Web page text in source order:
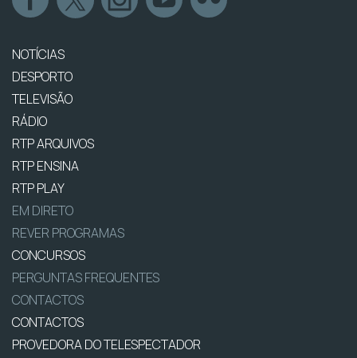
NOTÍCIAS
DESPORTO
TELEVISÃO
RÁDIO
RTP ARQUIVOS
RTP ENSINA
RTP PLAY
EM DIRETO
REVER PROGRAMAS
CONCURSOS
PERGUNTAS FREQUENTES
CONTACTOS
CONTACTOS
PROVEDORA DO TELESPECTADOR